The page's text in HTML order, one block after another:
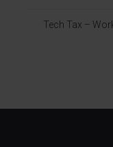
Tech Tax –